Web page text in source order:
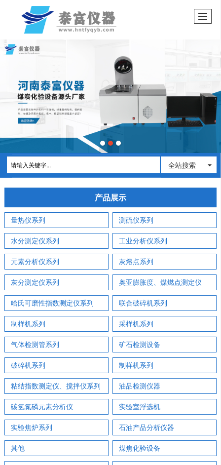
全站搜索
产品展示
量热仪系列 测硫仪系列
水分测定仪系列 工业分析仪系列
元素分析仪系列 灰熔点系列
灰分测定仪系列 奥亚膨胀度、煤燃点测定仪
哈氏可磨性指数测定仪系列 联合破碎机系列
制样机系列 采样机系列
气体检测管系列 矿石检测设备
破碎机系列 制样机系列
粘结指数测定仪、搅拌仪系列 油品检测仪器
碳氢氮磷元素分析仪 实验室浮选机
实验焦炉系列 石油产品分析仪器
其他 煤焦化验设备